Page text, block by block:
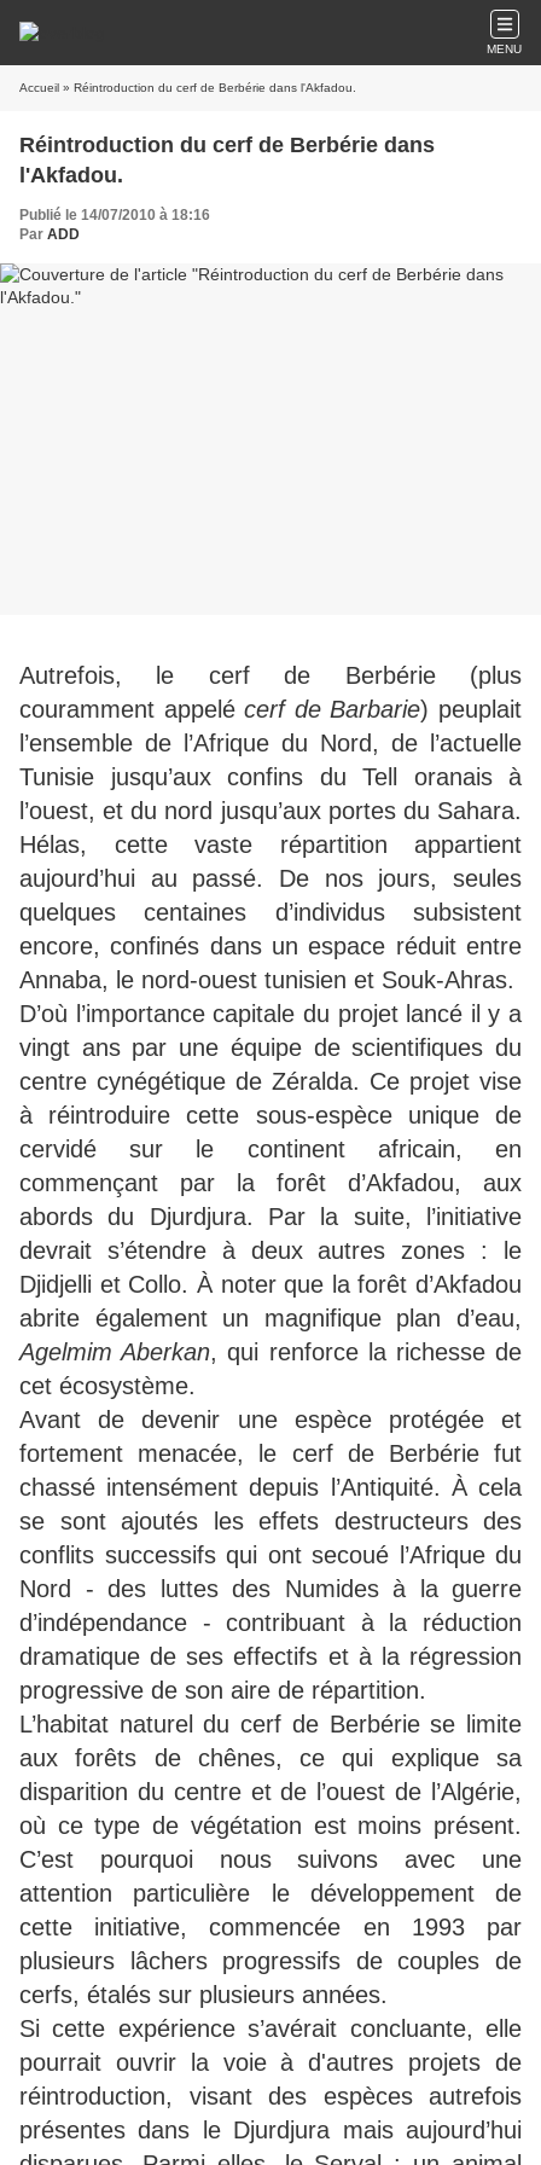
MENU
Accueil » Réintroduction du cerf de Berbérie dans l'Akfadou.
Réintroduction du cerf de Berbérie dans
l'Akfadou.
Publié le 14/07/2010 à 18:16
Par ADD
Autrefois, le cerf de Berbérie (plus
couramment appelécerf de Barbarie) peuplait
l’ensemble de l’Afrique du Nord, de l’actuelle
Tunisie jusqu’aux confins du Tell oranais à
l’ouest, et du nord jusqu’aux portes du Sahara.
Hélas, cette vaste répartition appartient
aujourd’hui au passé. De nos jours, seules
quelques centaines d’individus subsistent
encore, confinés dans un espace réduit entre
Annaba, le nord-ouest tunisien et Souk-Ahras.
D’où l’importance capitale du projet lancé il y a
vingt ans par une équipe de scientifiques du
centre cynégétique de Zéralda. Ce projet vise
à réintroduire cette sous-espèce unique de
cervidé sur le continent africain, en
commençant par la forêt d’Akfadou, aux
abords du Djurdjura. Par la suite, l’initiative
devrait s’étendre à deux autres zones : le
Djidjelli et Collo. À noter que la forêt d’Akfadou
abrite également un magnifique plan d’eau,
Agelmim Aberkan, qui renforce la richesse de
cet écosystème.
Avant de devenir une espèce protégée et
fortement menacée, le cerf de Berbérie fut
chassé intensément depuis l’Antiquité. À cela
se sont ajoutés les effets destructeurs des
conflits successifs qui ont secoué l’Afrique du
Nord - des luttes des Numides à la guerre
d’indépendance - contribuant à la réduction
dramatique de ses effectifs et à la régression
progressive de son aire de répartition.
L’habitat naturel du cerf de Berbérie se limite
aux forêts de chênes, ce qui explique sa
disparition du centre et de l’ouest de l’Algérie,
où ce type de végétation est moins présent.
C’est pourquoi nous suivons avec une
attention particulière le développement de
cette initiative, commencée en 1993 par
plusieurs lâchers progressifs de couples de
cerfs, étalés sur plusieurs années.
Si cette expérience s’avérait concluante, elle
pourrait ouvrir la voie à d'autres projets de
réintroduction, visant des espèces autrefois
présentes dans le Djurdjura mais aujourd’hui